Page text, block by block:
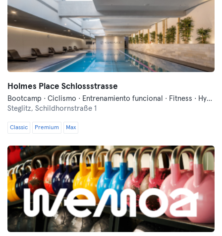
Holmes Place Schlossstrasse
Bootcamp · Ciclismo · Entrenamiento funcional · Fitness · Hyrox · Pilates · Sauna · Yoga
Steglitz, Schildhornstraße 1
Classic Premium Max